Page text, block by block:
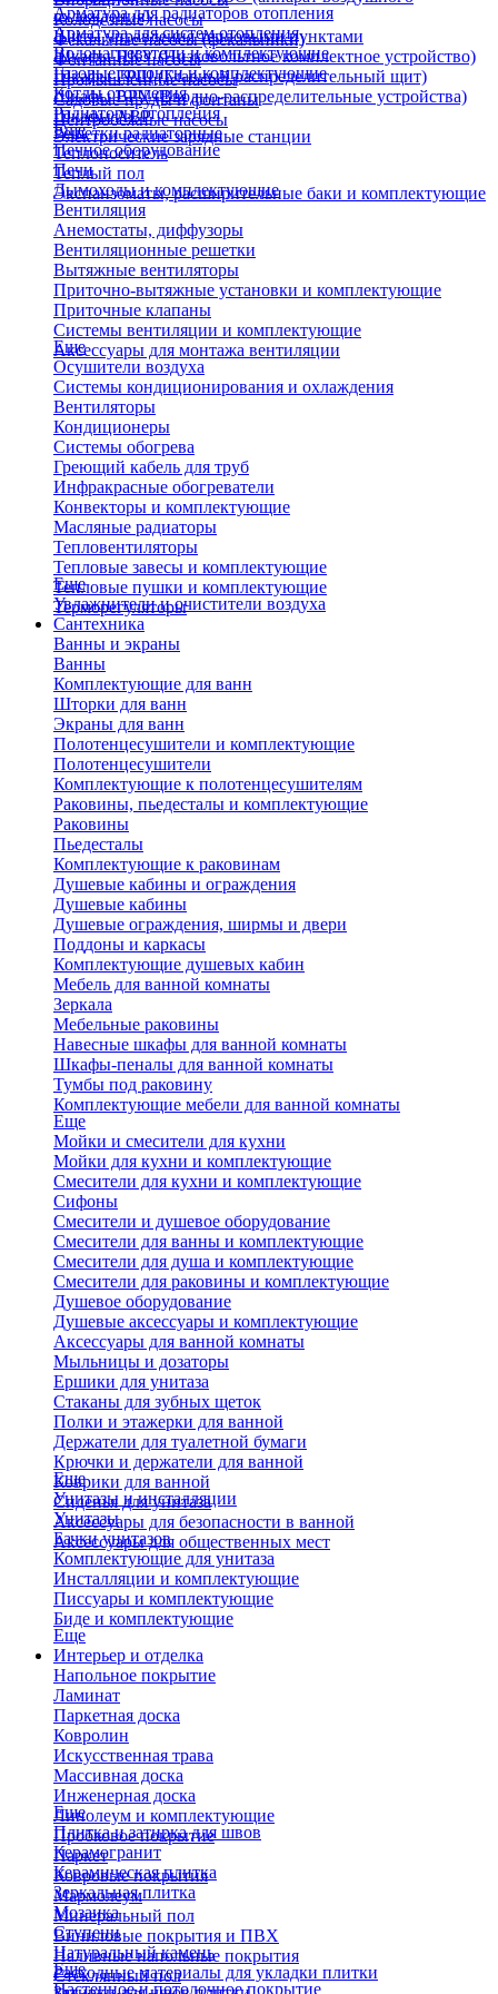
Колодезные насосы
Фекальные насосы (фекальники)
Фонтанные насосы
Промышленные насосы
Садовые пруды и фонтаны
Центробежные насосы
охлаждения)
Щиты управления тепловыми пунктами
Шкафы НКУ (Низковольтное комплектное устройство)
Шкафы ГРЩ (Главный распределительный щит)
Шкафы ВРУ (Вводно-распределительные устройства)
Шкафы АВР
Электрические зарядные станции
Арматура для радиаторов отопления
Арматура для систем отопления
Водонагреватели и комплектующие
Газовые колонки и комплектующие
Котлы отопления
Радиаторы отопления
Решетки радиаторные
Теплоноситель
Теплый пол
Экспанзоматы, расширительные баки и комплектующие
Еще
Печное оборудование
Печи
Дымоходы и комплектующие
Вентиляция
Анемостаты, диффузоры
Вентиляционные решетки
Вытяжные вентиляторы
Приточно-вытяжные установки и комплектующие
Приточные клапаны
Системы вентиляции и комплектующие
Аксессуары для монтажа вентиляции
Еще
Осушители воздуха
Системы кондиционирования и охлаждения
Вентиляторы
Кондиционеры
Системы обогрева
Греющий кабель для труб
Инфракрасные обогреватели
Конвекторы и комплектующие
Масляные радиаторы
Тепловентиляторы
Тепловые завесы и комплектующие
Тепловые пушки и комплектующие
Терморегуляторы
Еще
Увлажнители и очистители воздуха
Сантехника
Ванны и экраны
Ванны
Комплектующие для ванн
Шторки для ванн
Экраны для ванн
Полотенцесушители и комплектующие
Полотенцесушители
Комплектующие к полотенцесушителям
Раковины, пьедесталы и комплектующие
Раковины
Пьедесталы
Комплектующие к раковинам
Душевые кабины и ограждения
Душевые кабины
Душевые ограждения, ширмы и двери
Поддоны и каркасы
Комплектующие душевых кабин
Мебель для ванной комнаты
Зеркала
Мебельные раковины
Навесные шкафы для ванной комнаты
Шкафы-пеналы для ванной комнаты
Тумбы под раковину
Комплектующие мебели для ванной комнаты
Еще
Мойки и смесители для кухни
Мойки для кухни и комплектующие
Смесители для кухни и комплектующие
Сифоны
Смесители и душевое оборудование
Смесители для ванны и комплектующие
Смесители для душа и комплектующие
Смесители для раковины и комплектующие
Душевое оборудование
Душевые аксессуары и комплектующие
Аксессуары для ванной комнаты
Мыльницы и дозаторы
Ершики для унитаза
Стаканы для зубных щеток
Полки и этажерки для ванной
Держатели для туалетной бумаги
Крючки и держатели для ванной
Коврики для ванной
Сиденья для унитаза
Аксессуары для безопасности в ванной
Аксессуары для общественных мест
Еще
Унитазы и инсталляции
Унитазы
Бачки унитазов
Комплектующие для унитаза
Инсталляции и комплектующие
Писсуары и комплектующие
Биде и комплектующие
Еще
Интерьер и отделка
Напольное покрытие
Ламинат
Паркетная доска
Ковролин
Искусственная трава
Массивная доска
Инженерная доска
Линолеум и комплектующие
Пробковое покрытие
Паркет
Ковровые покрытия
Мармолеум
Минеральный пол
Виниловые покрытия и ПВХ
Наливные напольные покрытия
Стеклянный пол
Еще
Плитка и затирка для швов
Керамогранит
Керамическая плитка
Зеркальная плитка
Мозаика
Ступени
Натуральный камень
Расходные материалы для укладки плитки
Еще
Настенное и потолочное покрытие